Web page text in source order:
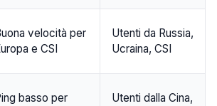
velocità per
e CSI
Utenti da Russia,
Ucraina, CSI
basso per
Utenti dalla Cina,